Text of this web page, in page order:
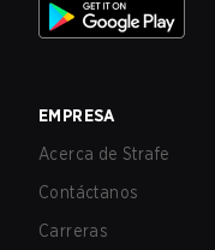
EMPRESA
Acerca de Strafe
Contáctanos
Carreras